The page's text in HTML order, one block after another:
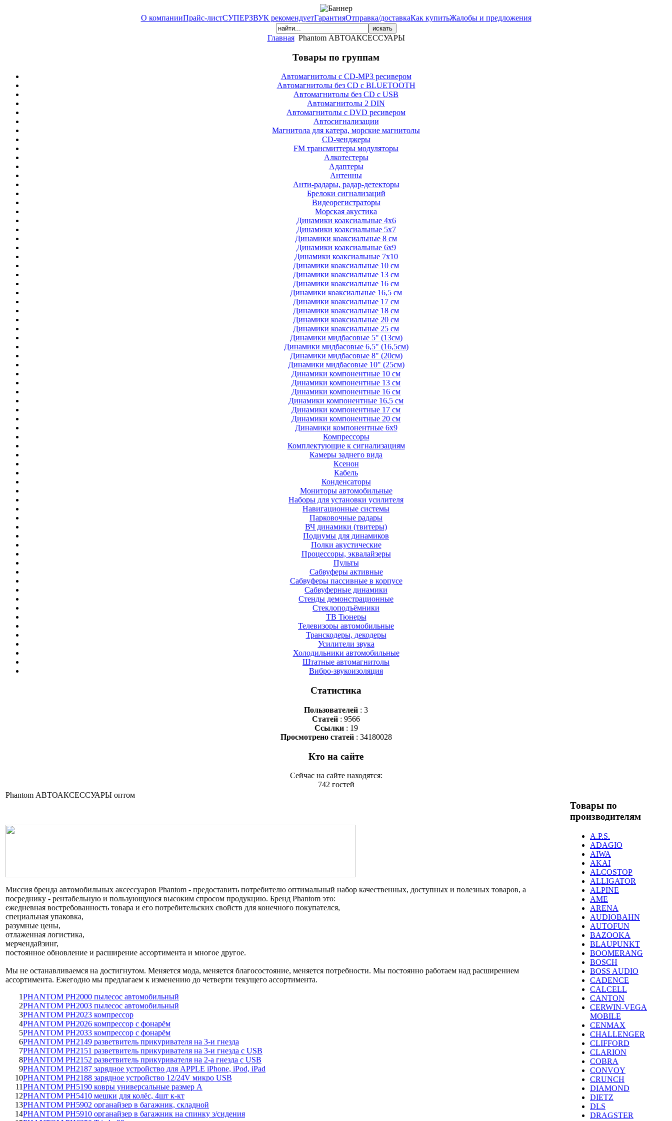
О компанииПрайс-листСУПЕРЗВУК рекомендуетГарантияОтправка/доставкаКак купитьЖалобы и предложения
Главная Phantom АВТОАКСЕССУАРЫ
Товары по группам
Автомагнитолы с CD-MP3 ресивером
Автомагнитолы без CD с BLUETOOTH
Автомагнитолы без CD с USB
Автомагнитолы 2 DIN
Автомагнитолы с DVD ресивером
Автосигнализации
Магнитола для катера, морские магнитолы
CD-ченджеры
FM трансмиттеры модуляторы
Алкотестеры
Адаптеры
Антенны
Анти-радары, радар-детекторы
Брелоки сигнализаций
Видеорегистраторы
Морская акустика
Динамики коаксиальные 4х6
Динамики коаксиальные 5х7
Динамики коаксиальные 8 см
Динамики коаксиальные 6х9
Динамики коаксиальные 7х10
Динамики коаксиальные 10 см
Динамики коаксиальные 13 см
Динамики коаксиальные 16 см
Динамики коаксиальные 16,5 см
Динамики коаксиальные 17 см
Динамики коаксиальные 18 см
Динамики коаксиальные 20 см
Динамики коаксиальные 25 см
Динамики мидбасовые 5" (13см)
Динамики мидбасовые 6,5" (16,5см)
Динамики мидбасовые 8" (20см)
Динамики мидбасовые 10" (25см)
Динамики компонентные 10 см
Динамики компонентные 13 см
Динамики компонентные 16 см
Динамики компонентные 16,5 см
Динамики компонентные 17 см
Динамики компонентные 20 см
Динамики компонентные 6х9
Компрессоры
Комплектующие к сигнализациям
Камеры заднего вида
Ксенон
Кабель
Конденсаторы
Мониторы автомобильные
Наборы для установки усилителя
Навигационные системы
Парковочные радары
ВЧ динамики (твитеры)
Подиумы для динамиков
Полки акустические
Процессоры, эквалайзеры
Пульты
Сабвуферы активные
Сабвуферы пассивные в корпусе
Сабвуферные динамики
Стенды демонстрационные
Стеклоподъёмники
ТВ Тюнеры
Телевизоры автомобильные
Транскодеры, декодеры
Усилители звука
Холодильники автомобильные
Штатные автомагнитолы
Вибро-звукоизоляция
Статистика
Пользователей : 3
Статей : 9566
Ссылки: 19
Просмотрено статей: 34180028
Кто на сайте
Сейчас на сайте находятся:
742 гостей
Phantom АВТОАКСЕССУАРЫ оптом
Миссия бренда автомобильных аксессуаров Phantom - предоставить потребителю оптимальный набор качественных, доступных и полезных товаров, а
посреднику - рентабельную и пользующуюся высоким спросом продукцию. Бренд Phantom это:
ежедневная востребованность товара и его потребительских свойств для конечного покупателся,
специальная упаковка,
разумные цены,
отлаженная логистика,
мерчендайзинг,
постоянное обновление и расширение ассортимента и многое другое.
Мы не останавливаемся на достигнутом. Меняется мода, меняется благосостояние, меняется потребности. Мы постоянно работаем над расширением
ассортимента. Ежегодно мы предлагаем к изменению до четверти текущего ассортимента.
1PHANTOM PH2000 пылесос автомобильный
2PHANTOM PH2003 пылесос автомобильный
3PHANTOM PH2023 компрессор
4PHANTOM PH2026 компрессор с фонарём
5PHANTOM PH2033 компрессор с фонарём
6PHANTOM PH2149 разветвитель прикуривателя на 3-и гнезда
7PHANTOM PH2151 разветвитель прикуривателя на 3-и гнезда с USB
8PHANTOM PH2152 разветвитель прикуривателя на 2-а гнезда с USB
9PHANTOM PH2187 зарядное устройство для APPLE iPhone, iPod, iPad
10PHANTOM PH2188 зарядное устройство 12/24V микро USB
11PHANTOM PH5190 ковры универсальные размер А
12PHANTOM PH5410 мешки для колёс, 4шт к-кт
13PHANTOM PH5902 органайзер в багажник, складной
14PHANTOM PH5910 органайзер в багажник на спинку з/сидения
Товары по
производителям
A.P.S.
ADAGIO
AIWA
AKAI
ALCOSTOP
ALLIGATOR
ALPINE
AME
ARENA
AUDIOBAHN
AUTOFUN
BAZOOKA
BLAUPUNKT
BOOMERANG
BOSCH
BOSS AUDIO
CADENCE
CALCELL
CANTON
CERWIN-VEGA
MOBILE
CENMAX
CHALLENGER
CLIFFORD
CLARION
COBRA
CONVOY
CRUNCH
DIAMOND
DIETZ
DLS
DRAGSTER